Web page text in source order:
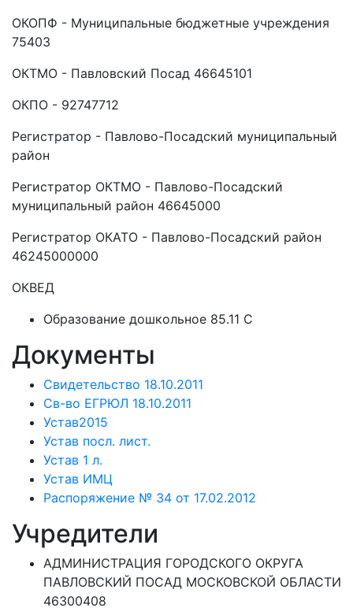
ОКОПФ - Муниципальные бюджетные учреждения
75403
ОКТМО - Павловский Посад 46645101
ОКПО - 92747712
Регистратор - Павлово-Посадский муниципальный
район
Регистратор ОКТМО - Павлово-Посадский
муниципальный район 46645000
Регистратор ОКАТО - Павлово-Посадский район
46245000000
ОКВЕД
Образование дошкольное 85.11 C
Документы
Свидетельство 18.10.2011
Св-во ЕГРЮЛ 18.10.2011
Устав2015
Устав посл. лист.
Устав 1 л.
Устав ИМЦ
Распоряжение № 34 от 17.02.2012
Учредители
АДМИНИСТРАЦИЯ ГОРОДСКОГО ОКРУГА
ПАВЛОВСКИЙ ПОСАД МОСКОВСКОЙ ОБЛАСТИ
46300408